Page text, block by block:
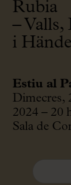
Rubia
– Valls,
i
Estiu al
Dimecres,
2024 – 20
Sala de